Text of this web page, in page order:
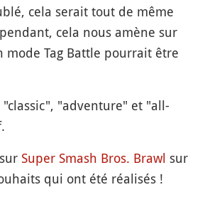
cela serait tout de même
cela nous amène sur
mode Tag Battle pourrait être
"classic", "adventure" et "all-
Super Smash Bros. Brawl sur
qui ont été réalisés !